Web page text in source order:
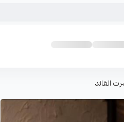
القائد